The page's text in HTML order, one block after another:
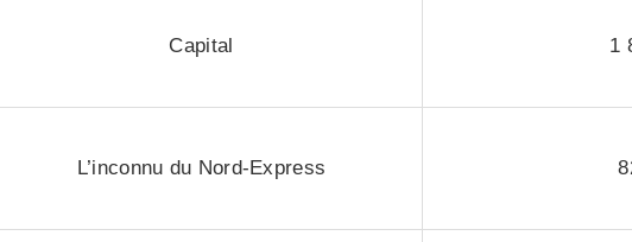
Capital 1
L’inconnu du Nord-Express